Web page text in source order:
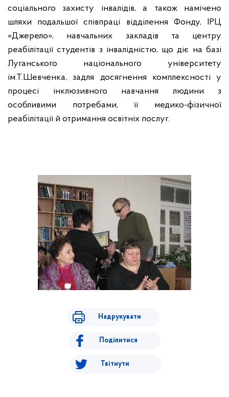
соціального захисту інвалідів, а також намічено
шляхи подальшої співпраці відділення Фонду, ІРЦ
«Джерело», навчальних закладів та центру
реабілітації студентів з інвалідністю, що діє на базі
Луганського національного університету
ім.Т.Шевченка, задля досягнення комплексності у
процесі інклюзивного навчання людини з
особливими потребами, її медико-фізичної
реабілітації й отримання освітніх послуг.
Надрукувати
Поділитися
Твітнути